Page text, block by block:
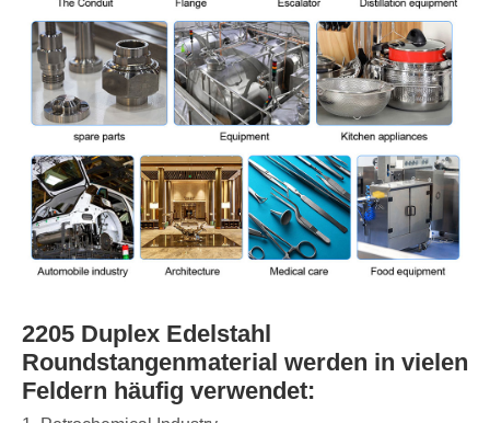
2205 Duplex Edelstahl
Roundstangenmaterial werden in vielen
Feldern häufig verwendet: